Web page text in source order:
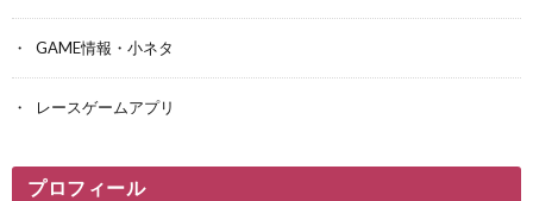
GAME情報・小ネタ
レースゲームアプリ
プロフィール